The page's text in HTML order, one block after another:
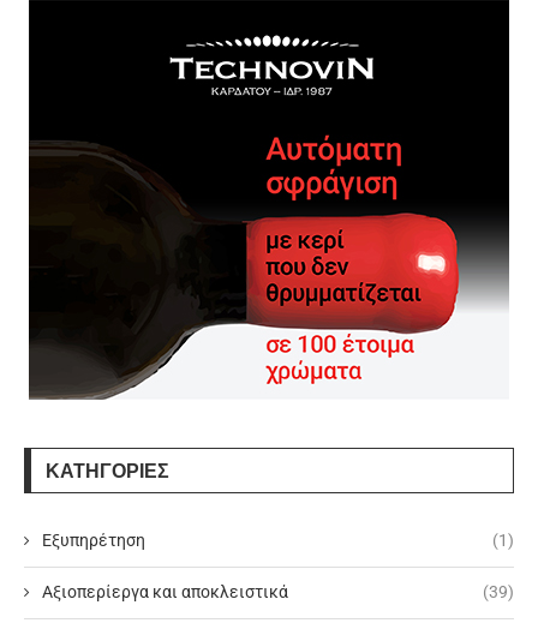
ΚΑΤΗΓΟΡΙΕΣ
Εξυπηρέτηση (1)
Αξιοπερίεργα και αποκλειστικά (39)